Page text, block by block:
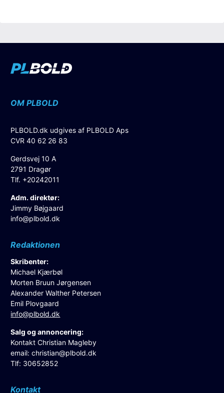
OM PLBOLD
PLBOLD.dk udgives af PLBOLD Aps
CVR 40 62 26 83
Gerdsvej 10 A
2791 Dragør
Tlf. +20242011
Adm. direktør:
Jimmy Bøjgaard
info@plbold.dk
Redaktionen
Skribenter:
Michael Kjærbøl
Morten Bruun Jørgensen
Alexander Walther Petersen
Emil Plovgaard
info@plbold.dk
Salg og annoncering:
Kontakt Christian Magleby
email:christian@plbold.dk
Tlf: 30652852
Kontakt